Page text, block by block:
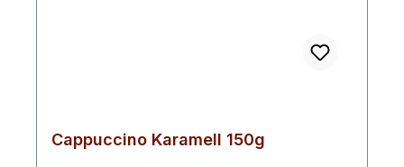
Cappuccino Karamell 150g